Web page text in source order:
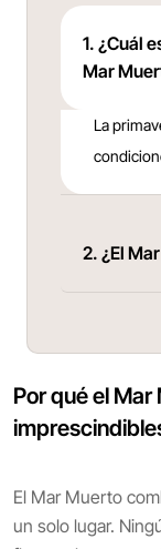
1. ¿Cuál
Mar
La
2. ¿El
Por qué el
El Mar Muerto
un solo lugar.